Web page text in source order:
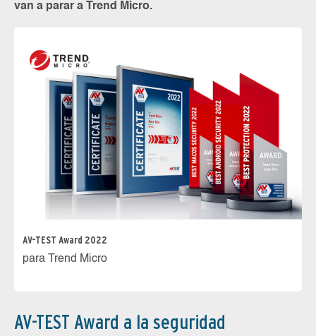
van a parar a Trend Micro.
AV-TEST Award 2022
para Trend Micro
AV-TEST Award a la seguridad